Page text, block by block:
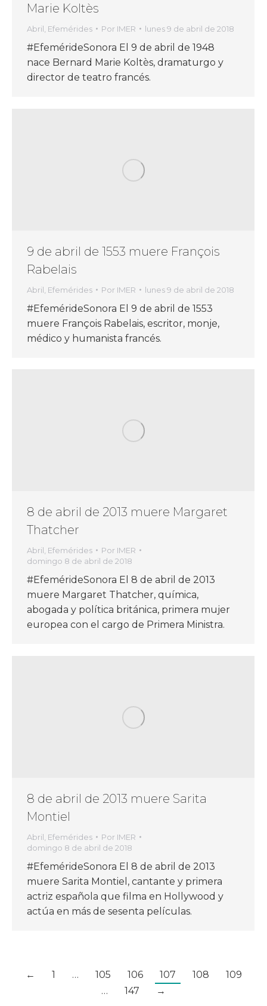
Marie Koltès
Abril Efemérides Por IMER lunes 9 de abril de 2018
#EfemérideSonora El 9 de abril de 1948
nace Bernard Marie Koltès, dramaturgo y
director de teatro francés.
9 de abril de 1553 muere François
Rabelais
Abril Efemérides Por IMER lunes 9 de abril de 2018
#EfemérideSonora El 9 de abril de 1553
muere François Rabelais, escritor, monje,
médico y humanista francés.
8 de abril de 2013 muere Margaret
Thatcher
Abril Efemérides Por IMER
domingo 8 de abril de 2018
#EfemérideSonora El 8 de abril de 2013
muere Margaret Thatcher, química,
abogada y política británica, primera mujer
europea con el cargo de Primera Ministra.
8 de abril de 2013 muere Sarita
Montiel
Abril Efemérides Por IMER
domingo 8 de abril de 2018
#EfemérideSonora El 8 de abril de 2013
muere Sarita Montiel, cantante y primera
actriz española que filma en Hollywood y
actúa en más de sesenta películas.
← 1 … 105 106 107 108
109
…
147 →